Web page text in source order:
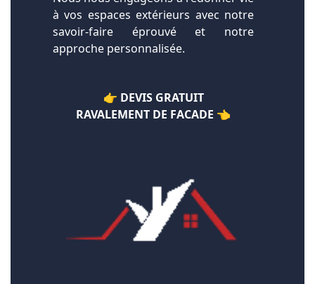
à vos espaces extérieurs avec notre
savoir-faire éprouvé et notre
approche personnalisée.
👉 DEVIS GRATUIT
RAVALEMENT DE FACADE 👈